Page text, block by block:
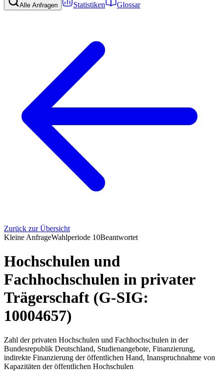
Alle Anfragen Statistiken Glossar
Zurück zur Übersicht
Kleine AnfrageWahlperiode 10Beantwortet
Hochschulen und
Fachhochschulen in privater
Trägerschaft (G-SIG:
10004657)
Zahl der privaten Hochschulen und Fachhochschulen in der
Bundesrepublik Deutschland, Studienangebote, Finanzierung,
indirekte Finanzierung der öffentlichen Hand, Inanspruchnahme von
Kapazitäten der öffentlichen Hochschulen